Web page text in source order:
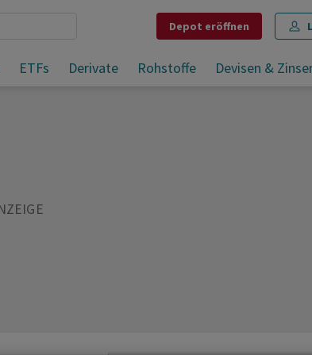
Depot eröffnen
ETFs Derivate Rohstoffe Devisen &
Teilen Merken Drucken Kommentare